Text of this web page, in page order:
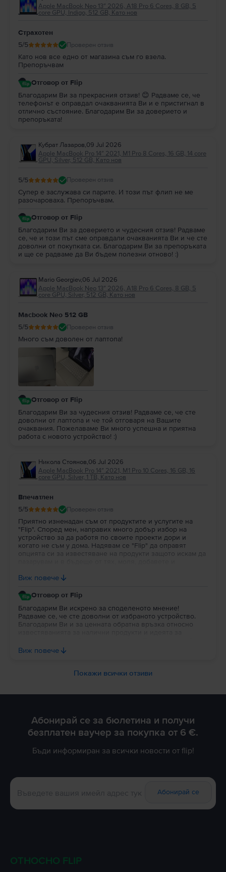
Apple MacBook Neo 13″ 2026, A18 Pro 6 Cores, 8 GB, 5
core GPU, Indigo, 512 GB, Като нов
Страхотен
5/5 Проверен отзив
Като нов все едно от магазина съм го взела.
Препоръчвам
Отговор от Flip
Благодарим Ви за прекрасния отзив! 😊 Радваме се, че
телефонът е оправдал очакванията Ви и е пристигнал в
отлично състояние. Благодарим Ви за доверието и
препоръката!
Кубрат Лазаров,09 Jul 2026
Apple MacBook Pro 14″ 2021, M1 Pro 8 Cores, 16 GB, 14 core
GPU, Silver, 512 GB, Като нов
5/5 Проверен отзив
Супер е заслужава си парите. И този път флип не ме
разочароваха. Препоръчвам.
Отговор от Flip
Благодарим Ви за доверието и чудесния отзив! Радваме
се, че и този път сме оправдали очакванията Ви и че сте
доволни от покупката си. Благодарим Ви за препоръката
и ще се радваме да Ви бъдем полезни отново! :)
Mario Georgiev,06 Jul 2026
Apple MacBook Neo 13″ 2026, A18 Pro 6 Cores, 8 GB, 5
core GPU, Silver, 512 GB, Като нов
Macbook Neo 512 GB
5/5 Проверен отзив
Много съм доволен от лаптопа!
Отговор от Flip
Благодарим Ви за чудесния отзив! Радваме се, че сте
доволни от лаптопа и че той отговаря на Вашите
очаквания. Пожелаваме Ви много успешна и приятна
работа с новото устройство! :)
Никола Стоянов,06 Jul 2026
Apple MacBook Pro 14″ 2021, M1 Pro 10 Cores, 16 GB, 16
core GPU, Silver, 1 TB, Като нов
Впечатлен
5/5 Проверен отзив
Приятно изненадан съм от продуктите и услугите на
"Flip". Според мен, направих много добър избор на
устройство за да работя по своите проекти дори и
когато не съм у дома. Надявам се "Flip" да оправят
опцията си за известяване на продукти защото искам да
парички за пазаруване.
Виж повече
Отговор от Flip
Благодарим Ви искрено за споделеното мнение!
Радваме се, че сте доволни от избраното устройство.
Благодарим Ви и за ценната обратна връзка относно
върху подобряването на платформата и Вашите
Благодарим Ви за доверието!
Виж повече
Покажи всички отзиви
Абонирай се за бюлетина и получи
безплатен ваучер за покупка от 6 €.
Бъди информиран за всички новости от flip!
Абонирай се
ОТНОСНО FLIP